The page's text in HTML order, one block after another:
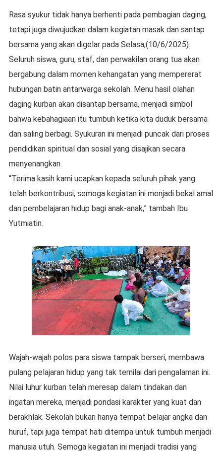
Rasa syukur tidak hanya berhenti pada pembagian daging,
tetapi juga diwujudkan dalam kegiatan masak dan santap
bersama yang akan digelar pada Selasa,(10/6/2025).
Seluruh siswa, guru, staf, dan perwakilan orang tua akan
bergabung dalam momen kehangatan yang mempererat
hubungan batin antarwarga sekolah. Menu hasil olahan
daging kurban akan disantap bersama, menjadi simbol
bahwa kebahagiaan itu tumbuh ketika kita duduk bersama
dan saling berbagi. Syukuran ini menjadi puncak dari proses
pendidikan spiritual dan sosial yang disajikan secara
menyenangkan.
“Terima kasih kami ucapkan kepada seluruh pihak yang
telah berkontribusi, semoga kegiatan ini menjadi bekal amal
dan pembelajaran hidup bagi anak-anak,” tambah Ibu
Yutmiatin.
Wajah-wajah polos para siswa tampak berseri, membawa
pulang pelajaran hidup yang tak ternilai dari pengalaman ini.
Nilai luhur kurban telah meresap dalam tindakan dan
ingatan mereka, menjadi pondasi karakter yang kuat dan
berakhlak. Sekolah bukan hanya tempat belajar angka dan
huruf, tapi juga tempat hati ditempa untuk tumbuh menjadi
manusia utuh. Semoga kegiatan ini menjadi tradisi yang